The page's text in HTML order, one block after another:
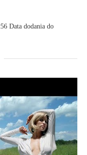
Data dodania do